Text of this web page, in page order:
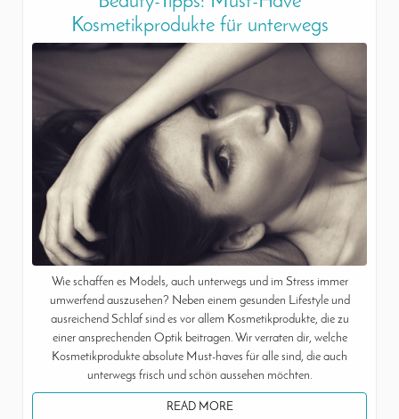
Kosmetikprodukte für unterwegs
Wie schaffen es Models, auch unterwegs und im Stress immer
umwerfend auszusehen? Neben einem gesunden Lifestyle und
ausreichend Schlaf sind es vor allem Kosmetikprodukte, die zu
einer ansprechenden Optik beitragen. Wir verraten dir, welche
Kosmetikprodukte absolute Must-haves für alle sind, die auch
unterwegs frisch und schön aussehen möchten.
READ MORE